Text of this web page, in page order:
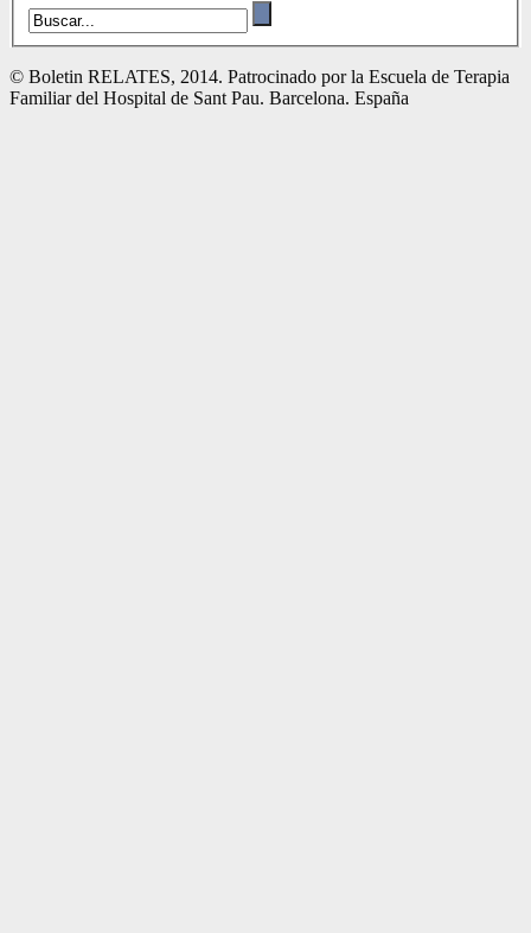
© Boletin RELATES, 2014. Patrocinado por la Escuela de Terapia
Familiar del Hospital de Sant Pau. Barcelona. España